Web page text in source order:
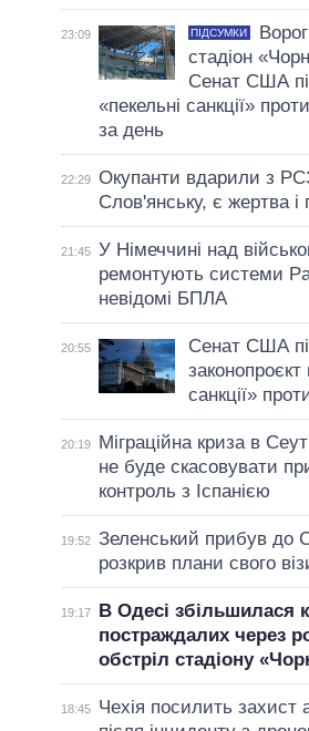
23:09 ПІДСУМКИ
стадіон
Сенат США
«пекельні санкції»
за день
22:29 Окупанти вдарили з
Слов'янську, є жертва і
21:45 У Німеччині над
ремонтують системи
невідомі БПЛА
20:55
Сенат США
законопроєкт
санкції»
20:19
Міграційна криза в
не буде скасовувати
контроль з Іспанією
19:52 Зеленський прибув до
розкрив плани свого
19:17
В Одесі збільшилася
постраждалих через
обстріл стадіону
18:45
Чехія посилить захист